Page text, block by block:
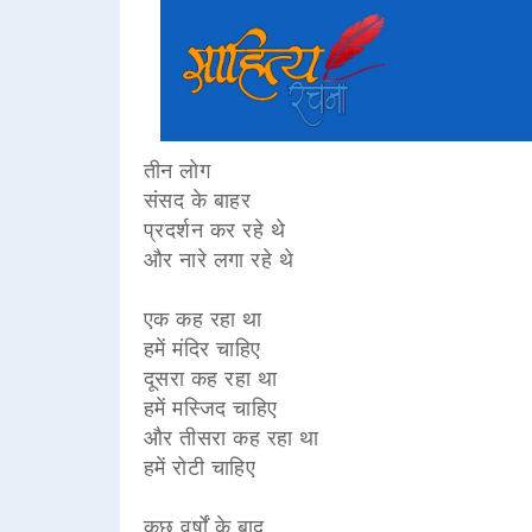
तीन लोग
संसद के बाहर
प्रदर्शन कर रहे थे
और नारे लगा रहे थे
एक कह रहा था
हमें मंदिर चाहिए
दूसरा कह रहा था
हमें मस्जिद चाहिए
और तीसरा कह रहा था
हमें रोटी चाहिए
कुछ वर्षों के बाद